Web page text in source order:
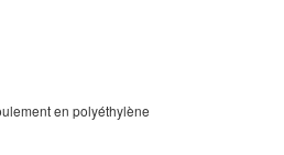
en polyéthylène